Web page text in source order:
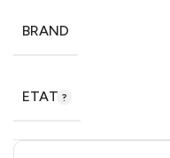
BRAND
ETAT